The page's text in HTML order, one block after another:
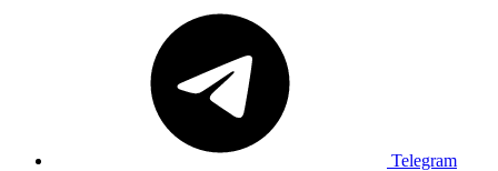
Telegram